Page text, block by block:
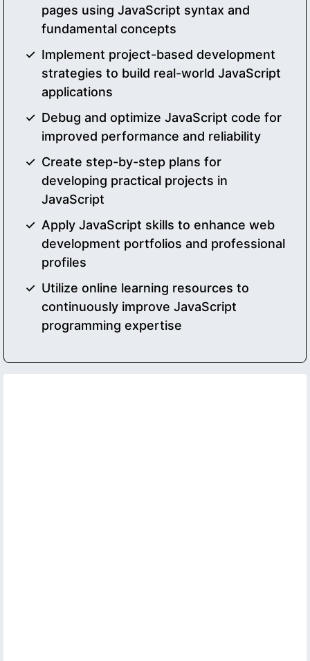
pages using JavaScript syntax and
fundamental concepts
Implement project-based development
strategies to build real-world JavaScript
applications
Debug and optimize JavaScript code for
improved performance and reliability
Create step-by-step plans for
developing practical projects in
JavaScript
Apply JavaScript skills to enhance web
development portfolios and professional
profiles
Utilize online learning resources to
continuously improve JavaScript
programming expertise